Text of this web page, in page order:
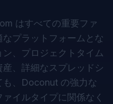
はすべての重要ファ
プラットフォームとな
、プロジェクトタイム
、詳細なスプレッドシ
も、Doconut の強力な
イルタイプに関係なく